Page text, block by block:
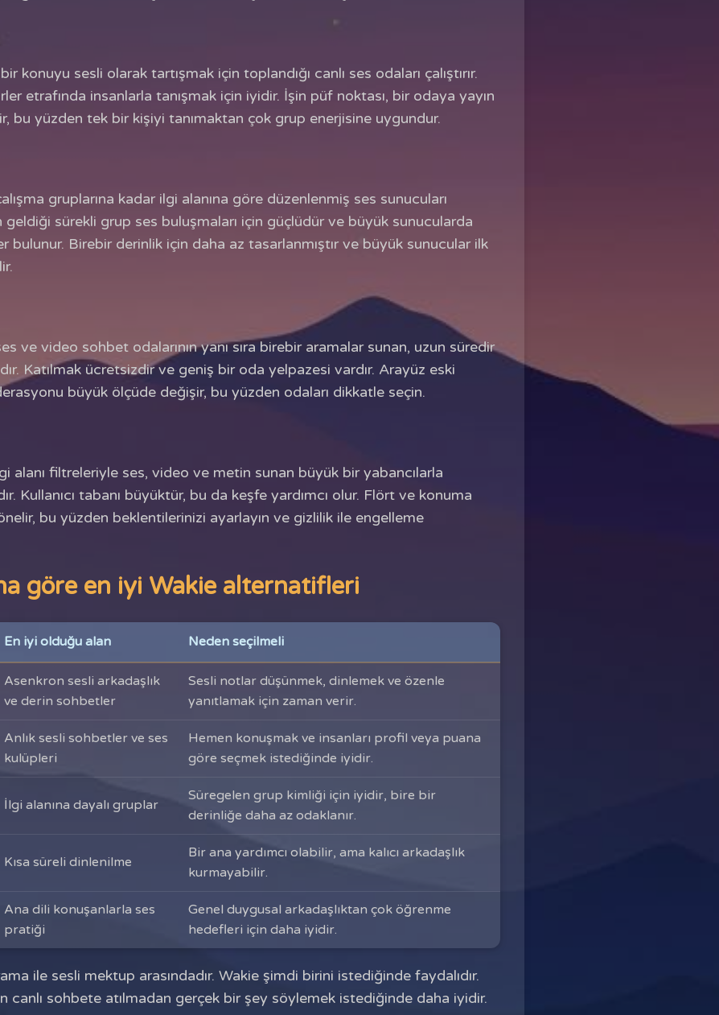
konuyu sesli olarak tartışmak için toplandığı canlı ses odaları çalıştırır.
etrafında insanlarla tanışmak için iyidir. İşin püf noktası, bir odaya yayın
bu yüzden tek bir kişiyi tanımaktan çok grup enerjisine uygundur.
gruplarına kadar ilgi alanına göre düzenlenmiş ses sunucuları
geldiği sürekli grup ses buluşmaları için güçlüdür ve büyük sunucularda
bulunur. Birebir derinlik için daha az tasarlanmıştır ve büyük sunucular ilk
ve video sohbet odalarının yanı sıra birebir aramalar sunan, uzun süredir
Katılmak ücretsizdir ve geniş bir oda yelpazesi vardır. Arayüz eski
büyük ölçüde değişir, bu yüzden odaları dikkatle seçin.
alanı filtreleriyle ses, video ve metin sunan büyük bir yabancılarla
Kullanıcı tabanı büyüktür, bu da keşfe yardımcı olur. Flört ve konuma
bu yüzden beklentilerinizi ayarlayın ve gizlilik ile engelleme
göre en iyi Wakie alternatifleri
En iyi olduğu alan Neden seçilmeli
Asenkron sesli arkadaşlık
ve derin sohbetler
Sesli notlar düşünmek, dinlemek ve özenle
yanıtlamak için zaman verir.
Anlık sesli sohbetler ve ses
kulüpleri
Hemen konuşmak ve insanları profil veya puana
göre seçmek istediğinde iyidir.
İlgi alanına dayalı gruplar
Süregelen grup kimliği için iyidir, bire bir
derinliğe daha az odaklanır.
Kısa süreli dinlenilme
Bir ana yardımcı olabilir, ama kalıcı arkadaşlık
kurmayabilir.
Ana dili konuşanlarla ses
pratiği
Genel duygusal arkadaşlıktan çok öğrenme
hedefleri için daha iyidir.
ile sesli mektup arasındadır. Wakie şimdi birini istediğinde faydalıdır.
canlı sohbete atılmadan gerçek bir şey söylemek istediğinde daha iyidir.